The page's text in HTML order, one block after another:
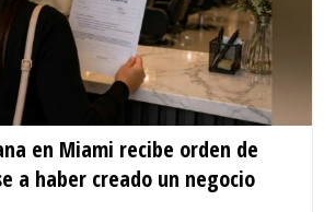
en Miami recibe orden de
a haber creado un negocio